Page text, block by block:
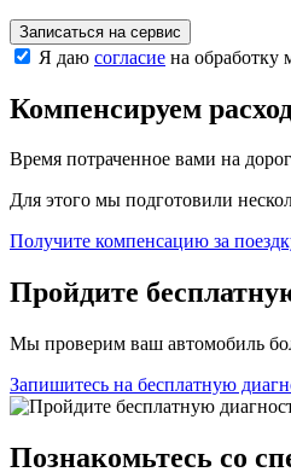
Записаться на сервис
Я даю согласие на
Компенсируем
Время потраченное вами на
Для этого мы подготовили
Получите компенсацию за
Пройдите
Мы проверим ваш автомобиль
Запишитесь на бесплатную
Познакомьтесь со